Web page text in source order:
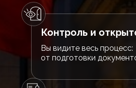
Вы видите весь процесс:
от подготовки
Контроль и